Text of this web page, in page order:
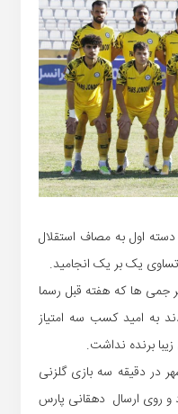
اول به مصاف استقلال
یک بر یک انجامید.
جمی ها که هفته قبل رسما
به امید کسب سه امتیاز
برنده نداشت.
در دقیقه سه بازی گلزنی
و روی ارسال دهقانی پارس